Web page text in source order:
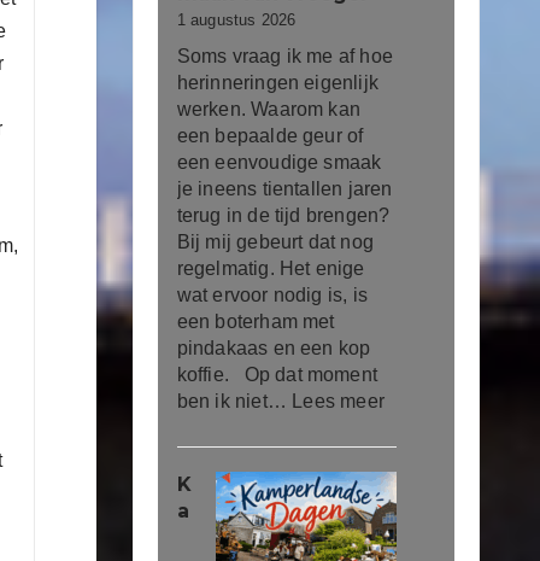
1 augustus 2026
Soms vraag ik me af hoe
herinneringen eigenlijk
werken. Waarom kan
een bepaalde geur of
een eenvoudige smaak
je ineens tientallen jaren
terug in de tijd brengen?
Bij mij gebeurt dat nog
regelmatig. Het enige
wat ervoor nodig is, is
een boterham met
pindakaas en een kop
koffie. Op dat moment
ben ik niet…
Lees meer
K
a